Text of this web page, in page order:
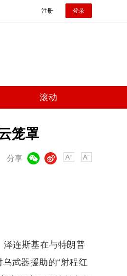
注册 登录
滚动
笼罩
分享
博
泽连斯基在与特朗普
武器援助的“射程红